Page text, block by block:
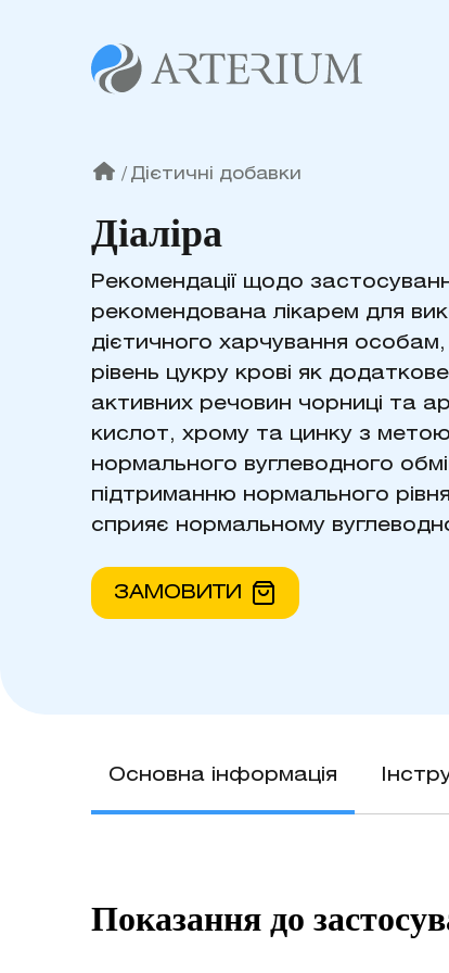
/ Дієтичні добавки
Діаліра
Рекомендації щодо
рекомендована лікарем для
дієтичного харчування
рівень цукру крові як
активних речовин чорниці та
кислот, хрому та цинку з
нормального вуглеводного
підтриманню нормального
сприяє нормальному
ЗАМОВИТИ
Основна інформація
Показання до